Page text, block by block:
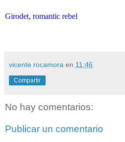
Girodet, romantic rebel
vicente rocamora en 11:46
Compartir
No hay comentarios:
Publicar un comentario